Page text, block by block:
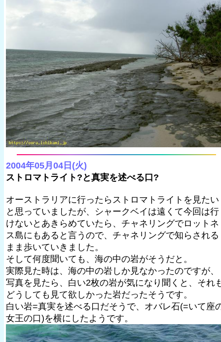
2004年05月04日(火)
ストロマトライト?と真実を述べる口?
オーストラリアに行ったらストロマトライトを見たい
と思っていましたが、シャークベイは遠くて今回は行
けないとあきらめていたら、チャネリングでロットネ
ス島にもあると言うので、チャネリングで知らされる
まま歩いていきました。
そして何度聞いても、海の中の岩がそうだと。
実際見た時は、海の中の岩しか見なかったのですが、
写真を見たら、白い2枚の岩が気になり聞くと、それ
どうしても見て欲しかった岩だったそうです。
白い岩=真実を述べる口だそうで、オバレ石(=いて座
女王の口)を横にしたようです。